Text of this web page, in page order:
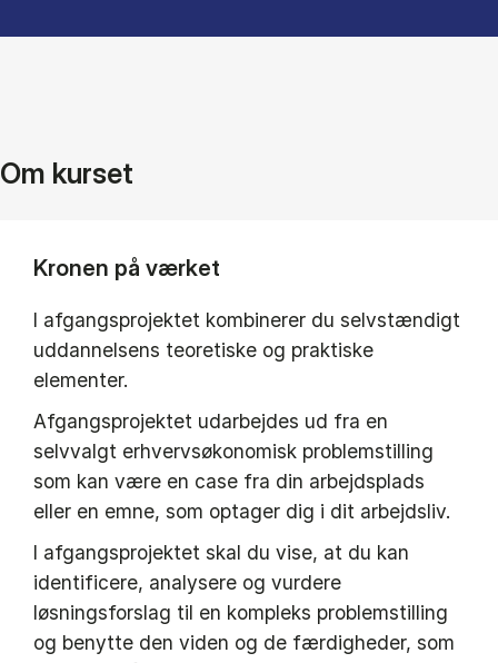
Om kurset
Kronen på værket
I afgangsprojektet kombinerer du selvstændigt
uddannelsens teoretiske og praktiske
elementer.
Afgangsprojektet udarbejdes ud fra en
selvvalgt erhvervsøkonomisk problemstilling
som kan være en case fra din arbejdsplads
eller en emne, som optager dig i dit arbejdsliv.
I afgangsprojektet skal du vise, at du kan
identificere, analysere og vurdere
løsningsforslag til en kompleks problemstilling
og benytte den viden og de færdigheder, som